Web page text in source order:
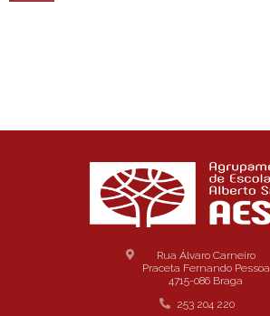
Rua Álvaro Carneiro
Praceta Fernando Pessoa
4715-086 Braga
253 204 220